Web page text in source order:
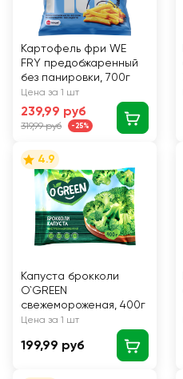
Картофель фри WE
FRY предобжаренный
без панировки, 700г
Цена за 1 шт
239,99 руб
319,99 руб -25%
4.9
Капуста брокколи
O`GREEN
свежемороженая, 400г
Цена за 1 шт
199,99 руб